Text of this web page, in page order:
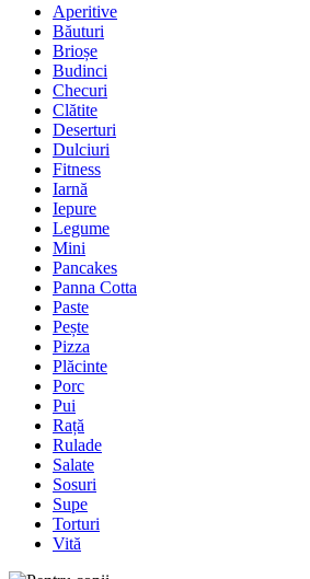
Aperitive
Băuturi
Brioșe
Budinci
Checuri
Clătite
Deserturi
Dulciuri
Fitness
Iarnă
Iepure
Legume
Mini
Pancakes
Panna Cotta
Paste
Pește
Pizza
Plăcinte
Porc
Pui
Rață
Rulade
Salate
Sosuri
Supe
Torturi
Vită